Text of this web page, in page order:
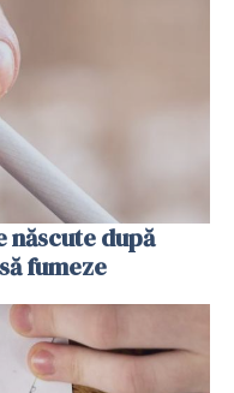
născute după
fumeze